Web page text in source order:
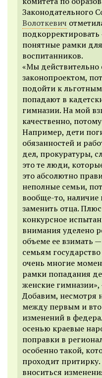
Законодательного
Волоткевич
понятные рамки
воспитанников.
«Мы действительно
законопроектом,
подойти к
попадают в
гимназии. На мой
качественно,
Например, дети
обязанностей и
дел, прокуратуры,
это те люди,
это абсолютно
неполные семьи,
вообще-то, наличие
заменить отца.
конкурсное
внимания уделено
объеме ее взимать
семьям
очень многие
рамки попадания
женские гимназии
Добавим, несмотря
между первым и
изменений в
осенью краевые
поправки в
особенно такой,
проходит
вноситься